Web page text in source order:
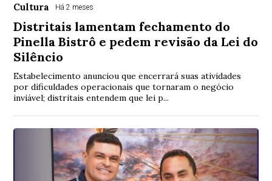
Cultura Há 2 meses
Distritais lamentam fechamento do
Pinella Bistrô e pedem revisão da Lei do
Silêncio
Estabelecimento anunciou que encerrará suas atividades
por dificuldades operacionais que tornaram o negócio
inviável; distritais entendem que lei p...